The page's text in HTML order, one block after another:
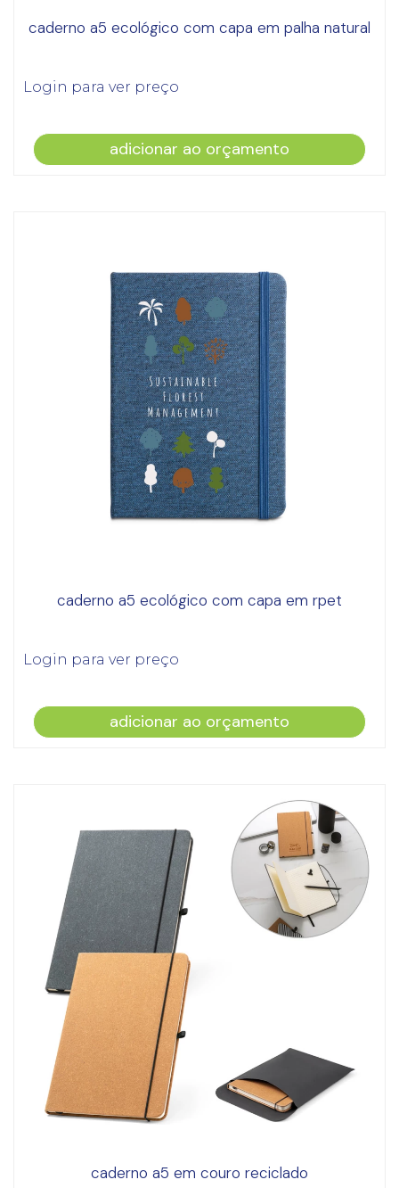
caderno a5 ecológico com capa em palha natural
Login para ver preço
adicionar ao orçamento
caderno a5 ecológico com capa em rpet
Login para ver preço
adicionar ao orçamento
caderno a5 em couro reciclado